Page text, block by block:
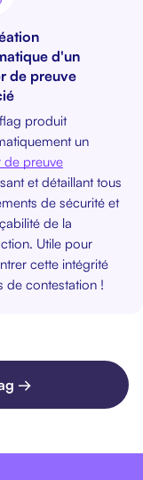
d'un
de preuve
produit
un
de preuve
et détaillant tous
de sécurité et
de la
Utile pour
cette intégrité
de contestation !
→